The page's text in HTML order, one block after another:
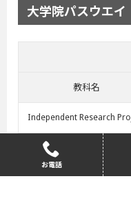
大学院パスウエイ
教科名
Independent Research
Research Skills
Contemporary
お電話